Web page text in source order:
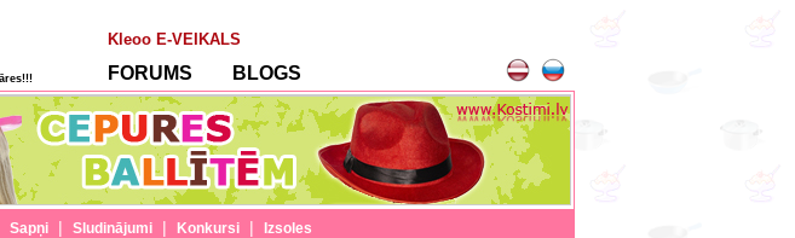
Kleoo E-VEIKALS
FORUMS BLOGS
Sapņi | Sludinājumi | Konkursi |
Izsoles